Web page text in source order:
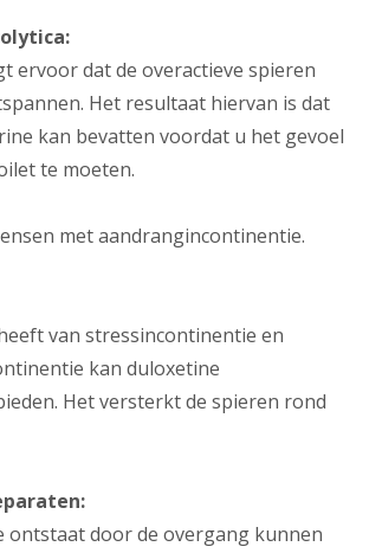
ervoor dat de overactieve spieren
Het resultaat hiervan is dat
kan bevatten voordat u het gevoel
te moeten.
met aandrangincontinentie.
van stressincontinentie en
kan duloxetine
Het versterkt de spieren rond
ontstaat door de overgang kunnen